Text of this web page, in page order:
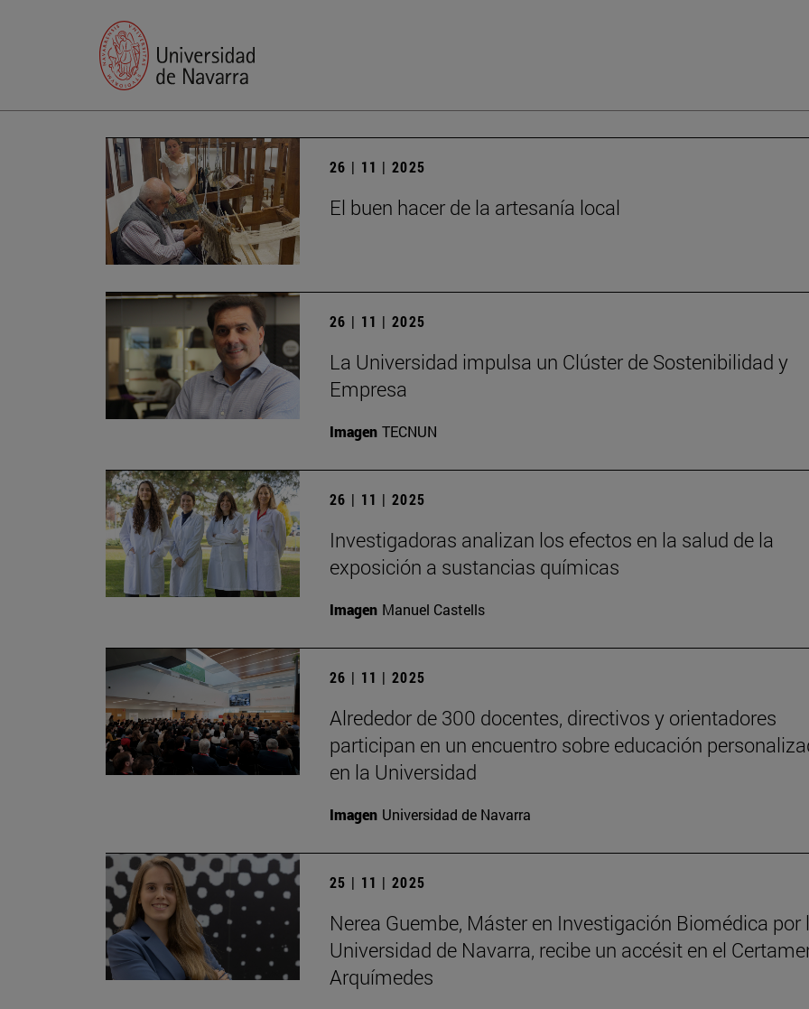
26 | 11 | 2025
El buen hacer de la artesanía local
26 | 11 | 2025
La Universidad impulsa un Clúster de Sostenibilidad y
Empresa
Imagen TECNUN
26 | 11 | 2025
Investigadoras analizan los efectos en la salud de la
exposición a sustancias químicas
Imagen Manuel Castells
26 | 11 | 2025
Alrededor de 300 docentes, directivos y orientadores
participan en un encuentro sobre educación
en la Universidad
Imagen Universidad de Navarra
25 | 11 | 2025
Nerea Guembe, Máster en Investigación Biomédica por
Universidad de Navarra, recibe un accésit en el
Arquímedes